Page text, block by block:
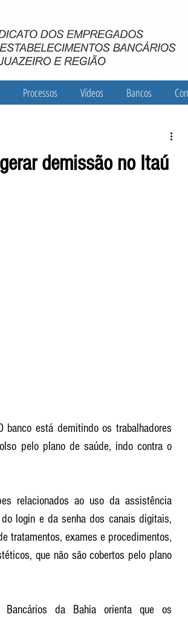
Processos Vídeos Bancos
demissão no Itaú
está demitindo os trabalhadores
pelo plano de saúde, indo contra o
relacionados ao uso da assistência
login e da senha dos canais digitais,
tratamentos, exames e procedimentos,
que não são cobertos pelo plano
da Bahia orienta que os